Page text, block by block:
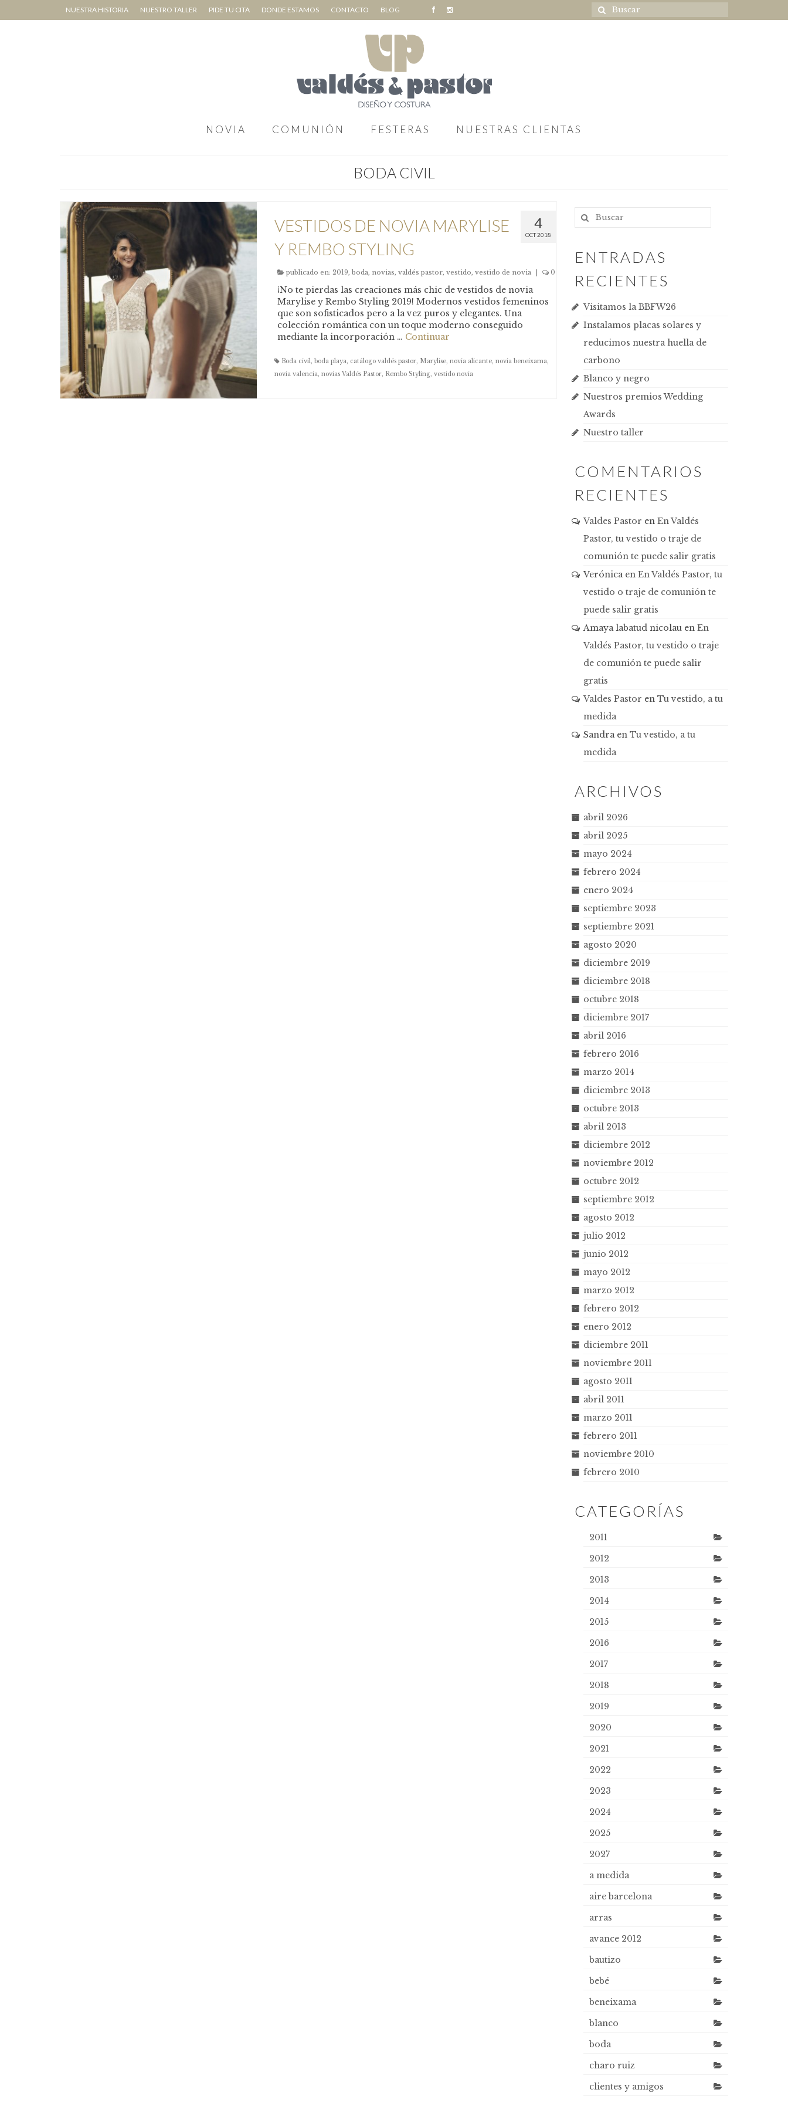
NUESTRA HISTORIA NUESTRO TALLER PIDE TU CITA DONDE ESTAMOS CONTACTO BLOG
NOVIA COMUNIÓN FESTERAS NUESTRAS CLIENTAS
BODA CIVIL
4
OCT 2018
VESTIDOS DE NOVIA MARYLISE
Y REMBO STYLING
publicado en: 2019, boda, novias, valdés pastor, vestido, vestido de novia 0
¡No te pierdas las creaciones más chic de vestidos de novia
Marylise y Rembo Styling 2019! Modernos vestidos femeninos
que son sofisticados pero a la vez puros y elegantes. Una
colección romántica con un toque moderno conseguido
mediante la incorporación … Continuar
Boda civil, boda playa, catálogo valdés pastor, Marylise, novia alicante, novia beneixama,
novia valencia, novias Valdés Pastor, Rembo Styling, vestido novia
ENTRADAS
RECIENTES
Visitamos la BBFW26
Instalamos placas solares y
reducimos nuestra huella de
carbono
Blanco y negro
Nuestros premios Wedding
Awards
Nuestro taller
COMENTARIOS
RECIENTES
Valdes Pastor en En Valdés
Pastor, tu vestido o traje de
comunión te puede salir gratis
Verónicaen En Valdés Pastor, tu
vestido o traje de comunión te
puede salir gratis
Amaya labatud nicolauen En
Valdés Pastor, tu vestido o traje
de comunión te puede salir
gratis
Valdes Pastor en Tu vestido, a tu
medida
Sandraen Tu vestido, a tu
medida
ARCHIVOS
abril 2026
abril 2025
mayo 2024
febrero 2024
enero 2024
septiembre 2023
septiembre 2021
agosto 2020
diciembre 2019
diciembre 2018
octubre 2018
diciembre 2017
abril 2016
febrero 2016
marzo 2014
diciembre 2013
octubre 2013
abril 2013
diciembre 2012
noviembre 2012
octubre 2012
septiembre 2012
agosto 2012
julio 2012
junio 2012
mayo 2012
marzo 2012
febrero 2012
enero 2012
diciembre 2011
noviembre 2011
agosto 2011
abril 2011
marzo 2011
febrero 2011
noviembre 2010
febrero 2010
CATEGORÍAS
2011
2012
2013
2014
2015
2016
2017
2018
2019
2020
2021
2022
2023
2024
2025
2027
a medida
aire barcelona
arras
avance 2012
bautizo
bebé
beneixama
blanco
boda
charo ruiz
clientes y amigos